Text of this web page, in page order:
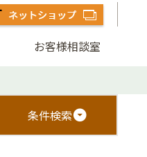
お客様相談室
条件検索arrow_drop_down_circle